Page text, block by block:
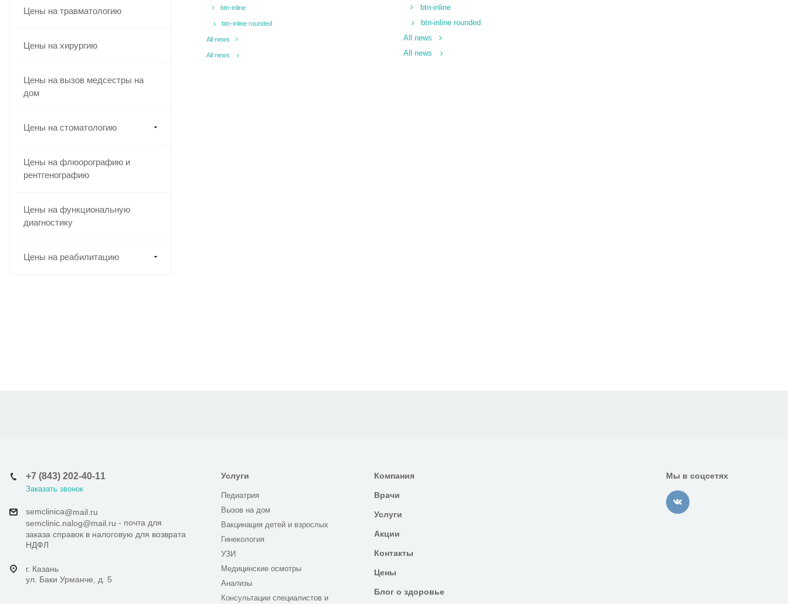
Цены на травматологию
Цены на хирургию
Цены на вызов медсестры на
дом
Цены на стоматологию
Цены на флюорографию и
рентгенографию
Цены на функциональную
диагностику
Цены на реабилитацию
btn-inline
btn-inline rounded
All news
All news
btn-inline
btn-inline rounded
All news
All news
+7 (843) 202-40-11
Заказать звонок
semclinica@mail.ru
semclinic.nalog@mail.ru - почта для
заказа справок в налоговую для возврата
НДФЛ
г. Казань
ул. Баки Урманче, д. 5
Услуги
Педиатрия
Вызов на дом
Вакцинация детей и взрослых
Гинекология
УЗИ
Медицинские осмотры
Анализы
Консультации специалистов и
Компания
Врачи
Услуги
Акции
Контакты
Цены
Блог о здоровье
Мы в соцсетях